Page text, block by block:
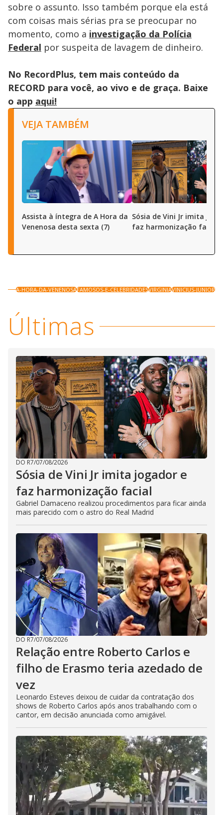
sobre o assunto. Isso também porque ela está
com coisas mais sérias pra se preocupar no
momento, como a investigação da Polícia
Federal por suspeita de lavagem de dinheiro.
No RecordPlus, tem mais conteúdo da
RECORD para você, ao vivo e de graça. Baixe
o app aqui!
VEJA TAMBÉM
Assista à íntegra de A Hora da
Venenosa desta sexta (7)
Sósia de Vini Jr imita
faz harmonização facial
A-HORA-DA-VENENOSAFAMOSOS-E-CELEBRIDADESVIRGINIAVINICIUS-JUNIOR
Últimas
DO R7/07/08/2026
Sósia de Vini Jr imita jogador e
faz harmonização facial
Gabriel Damaceno realizou procedimentos para ficar ainda
mais parecido com o astro do Real Madrid
DO R7/07/08/2026
Relação entre Roberto Carlos e
filho de Erasmo teria azedado de
vez
Leonardo Esteves deixou de cuidar da contratação dos
shows de Roberto Carlos após anos trabalhando com o
cantor, em decisão anunciada como amigável.